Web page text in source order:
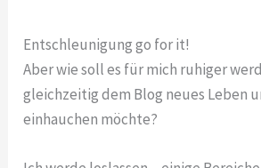
Entschleunigung go for it!
Aber wie soll es für mich ruhiger
gleichzeitig dem Blog neues Leben
einhauchen möchte?